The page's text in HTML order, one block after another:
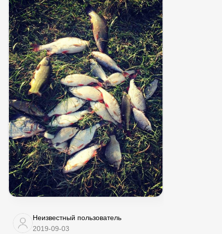
Неизвестный пользователь
2019-09-03